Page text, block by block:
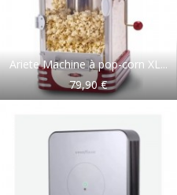
Ariete Machine à pop-corn XL...
79,90 €